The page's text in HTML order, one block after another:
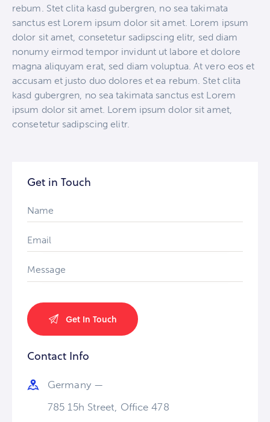
rebum. Stet clita kasd gubergren, no sea takimata
sanctus est Lorem ipsum dolor sit amet. Lorem ipsum
dolor sit amet, consetetur sadipscing elitr, sed diam
nonumy eirmod tempor invidunt ut labore et dolore
magna aliquyam erat, sed diam voluptua. At vero eos et
accusam et justo duo dolores et ea rebum. Stet clita
kasd gubergren, no sea takimata sanctus est Lorem
ipsum dolor sit amet. Lorem ipsum dolor sit amet,
consetetur sadipscing elitr.
Get in Touch
Contact Info
Germany —
785 15h Street, Office 478